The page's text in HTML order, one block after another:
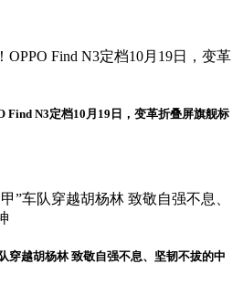
Find N3定档10月19日，变革折叠屏旗舰标
穿越胡杨林 致敬自强不息、坚韧不拔的中